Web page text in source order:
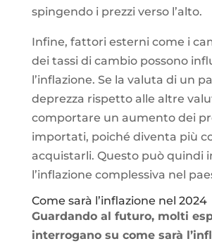
spingendo i prezzi verso l’alto.
Infine, fattori esterni come i
dei tassi di cambio possono
l’inflazione. Se la valuta di un
deprezza rispetto alle altre
comportare un aumento dei
importati, poiché diventa più
acquistarli. Questo può quindi
l’inflazione complessiva nel
Come sarà l’inflazione nel 2024
Guardando al futuro, molti
interrogano su come sarà